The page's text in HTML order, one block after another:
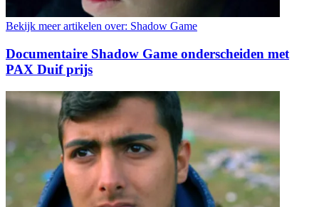
Bekijk meer artikelen over: Shadow Game
Documentaire Shadow Game onderscheiden met
PAX Duif prijs